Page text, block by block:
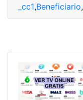
_cc1,Beneficiario,